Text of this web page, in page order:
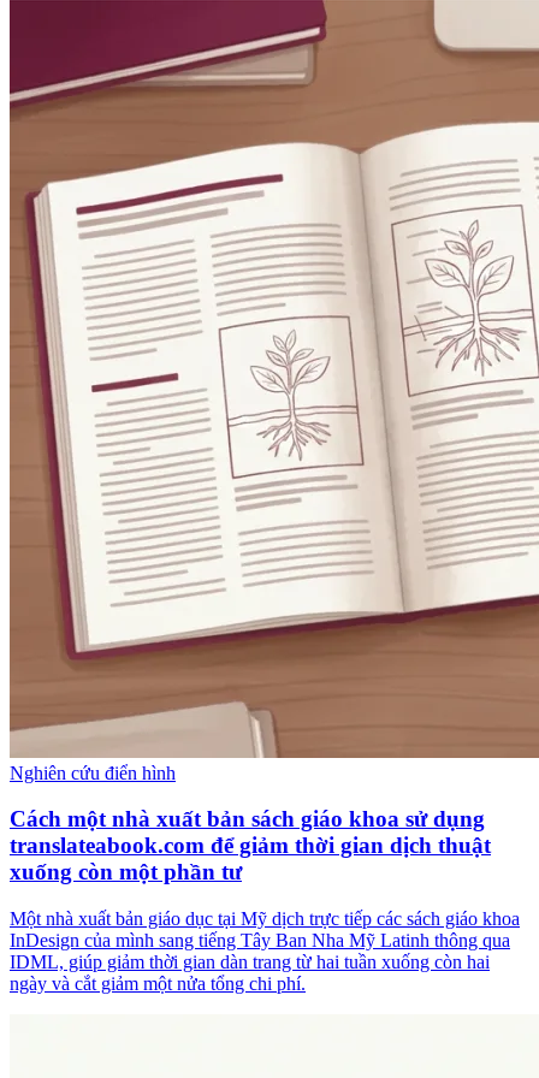
Nghiên cứu điển hình
Cách một nhà xuất bản sách giáo khoa sử dụng
translateabook.com để giảm thời gian dịch thuật
xuống còn một phần tư
Một nhà xuất bản giáo dục tại Mỹ dịch trực tiếp các sách giáo khoa
InDesign của mình sang tiếng Tây Ban Nha Mỹ Latinh thông qua
IDML, giúp giảm thời gian dàn trang từ hai tuần xuống còn hai
ngày và cắt giảm một nửa tổng chi phí.